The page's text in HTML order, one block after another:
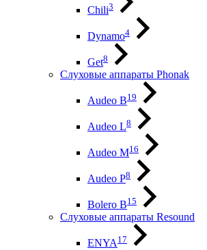
Chili3
Dynamo4
Get8
Слуховые аппараты Phonak
Audeo B19
Audeo L8
Audeo М16
Audeo P8
Bolero B15
Слуховые аппараты Resound
ENYA 17